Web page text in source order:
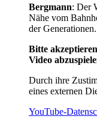
Bergmann: Der
Nähe vom
der Generationen.
Bitte
Video
Durch ihre
eines externen
YouTube-